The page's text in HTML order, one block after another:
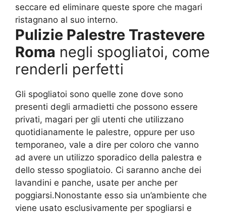
seccare ed eliminare queste spore che magari
ristagnano al suo interno.
Pulizie Palestre Trastevere
Roma negli spogliatoi, come
renderli perfetti
Gli spogliatoi sono quelle zone dove sono
presenti degli armadietti che possono essere
privati, magari per gli utenti che utilizzano
quotidianamente le palestre, oppure per uso
temporaneo, vale a dire per coloro che vanno
ad avere un utilizzo sporadico della palestra e
dello stesso spogliatoio. Ci saranno anche dei
lavandini e panche, usate per anche per
poggiarsi.Nonostante esso sia un’ambiente che
viene usato esclusivamente per spogliarsi e